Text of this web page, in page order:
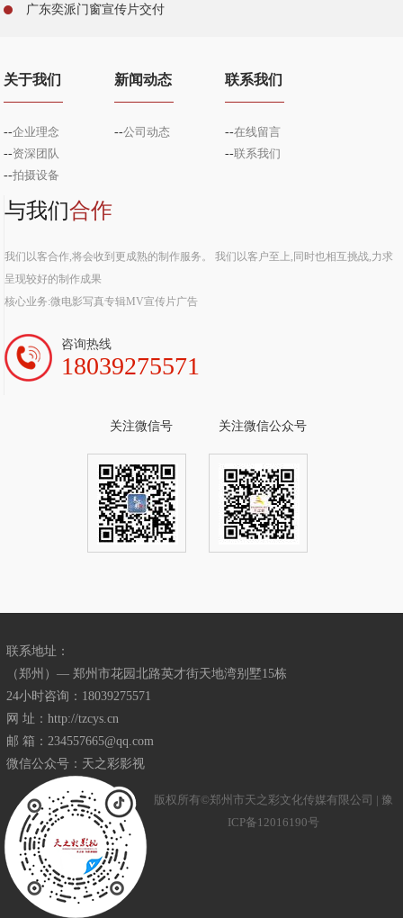
广东奕派门窗宣传片交付
关于我们
--企业理念
--资深团队
--拍摄设备
新闻动态
--公司动态
联系我们
--在线留言
--联系我们
与我们合作
我们以客合作,将会收到更成熟的制作服务。 我们以客户至上,同时也相互挑战,力求
呈现较好的制作成果
核心业务:微电影写真专辑MV宣传片广告
咨询热线
18039275571
关注微信号 关注微信公众号
联系地址：
（郑州）— 郑州市花园北路英才街天地湾别墅15栋
24小时咨询：18039275571
网 址：http://tzcys.cn
邮 箱：234557665@qq.com
微信公众号：天之彩影视
版权所有©郑州市天之彩文化传媒有限公司 | 豫
ICP备12016190号